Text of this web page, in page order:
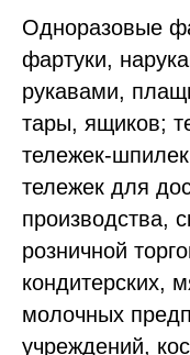
Одноразовые
фартуки,
рукавами,
тары, ящиков;
тележек-
тележек для
производства,
розничной
кондитерских,
молочных
учреждений,